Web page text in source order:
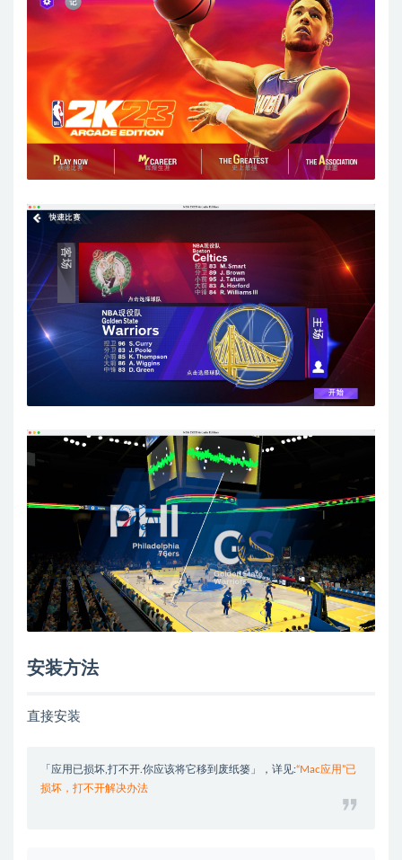
安装方法
直接安装
「应用已损坏,打不开.你应该将它移到废纸篓」，详见:“Mac应用”已
损坏，打不开解决办法